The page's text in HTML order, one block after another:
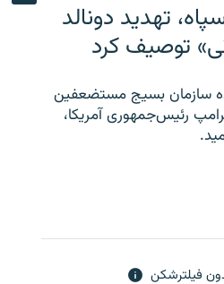
تهدید دونالد
توصیف کرد
سازمان بسیج مستضعفین
رئیس‌جمهوری آمریکا،
فیلترشکن